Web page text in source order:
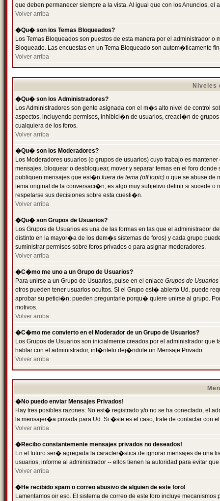
que deben permanecer siempre a la vista. Al igual que con los Anuncios,
Volver arriba
�Qu� son los Temas Bloqueados?
Los Temas Bloqueados son puestos de esta manera por el administrador
Bloqueado. Las encuestas en un Tema Bloqueado son autom�ticamente
Volver arriba
Niveles
�Qu� son los Administradores?
Los Administradores son gente asignada con el m�s alto nivel de control
aspectos, incluyendo permisos, inhibici�n de usuarios, creaci�n de
cualquiera de los foros.
Volver arriba
�Qu� son los Moderadores?
Los Moderadores usuarios (o grupos de usuarios) cuyo trabajo es
mensajes, bloquear o desbloquear, mover y separar temas en el foro
publiquen mensajes que est�n fuera de tema (off topic) o que se abuse de
tema original de la conversaci�n, es algo muy subjetivo definir si sucede
respetarse sus decisiones sobre esta cuesti�n.
Volver arriba
�Qu� son Grupos de Usuarios?
Los Grupos de Usuarios es una de las formas en las que el administrador
distinto en la mayor�a de los dem�s sistemas de foros) y cada grupo
suministrar permisos sobre foros privados o para asignar moderadores.
Volver arriba
�C�mo me uno a un Grupo de Usuarios?
Para unirse a un Grupo de Usuarios, pulse en el enlace Grupos de Usuarios
otros pueden tener usuarios ocultos. Si el Grupo est� abierto Ud. puede
aprobar su petici�n; pueden preguntarle porqu� quiere unirse al grupo.
motivos.
Volver arriba
�C�mo me convierto en el Moderador de un Grupo de Usuarios?
Los Grupos de Usuarios son inicialmente creados por el administrador
hablar con el administrador, int�ntelo dej�ndole un Mensaje Privado.
Volver arriba
�No puedo enviar Mensajes Privados!
Hay tres posibles razones: No est� registrado y/o no se ha conectado, el
la mensajer�a privada para Ud. Si �ste es el caso, trate de contactar con
Volver arriba
�Recibo constantemente mensajes privados no deseados!
En el futuro ser� agregada la caracter�stica de ignorar mensajes de una
usuarios, informe al administrador -- ellos tienen la autoridad para evitar
Volver arriba
�He recibido spam o correo abusivo de alguien de este foro!
Lamentamos oir eso. El sistema de correo de este foro incluye